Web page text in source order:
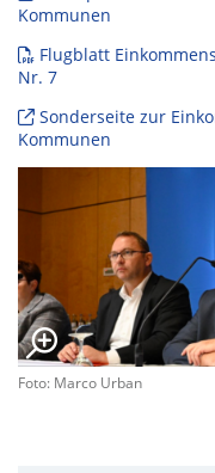
Kommunen
Flugblatt
Nr. 7
Sonderseite zur
Kommunen
Foto: Marco Urban